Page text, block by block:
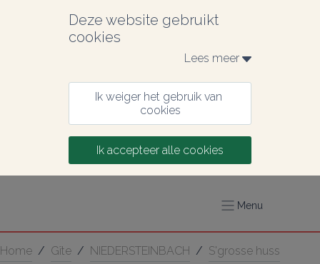
Deze website gebruikt
cookies
Lees meer
Ik weiger het gebruik van
cookies
Ik accepteer alle cookies
Menu
Home / Gîte / NIEDERSTEINBACH / S'grosse huss